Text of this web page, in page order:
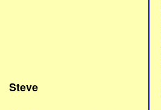
Steve